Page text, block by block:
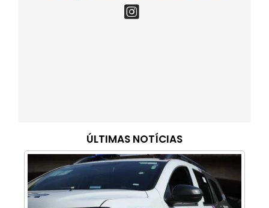
ÚLTIMAS NOTÍCIAS